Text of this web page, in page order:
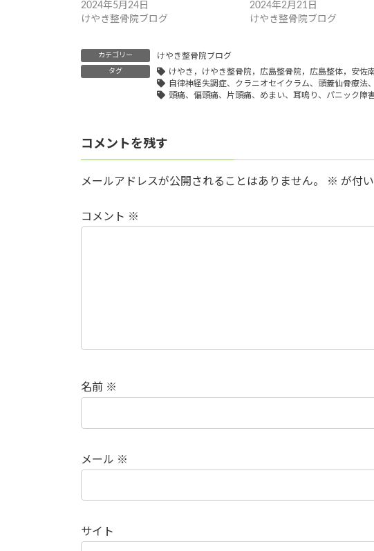
2024年5月24日
けやき整骨院ブログ
2024年2月21日
けやき整骨院ブログ
カテゴリー けやき整骨院ブログ
タグ
けやき，けやき整骨院，広島整骨院，広島整体，安佐
自律神経失調症、クラニオセイクラム、頭蓋仙骨療法
頭痛、偏頭痛、片頭痛、めまい、耳鳴り、パニック障
コメントを残す
メールアドレスが公開されることはありません。 ※ が付
コメント ※
名前 ※
メール ※
サイト